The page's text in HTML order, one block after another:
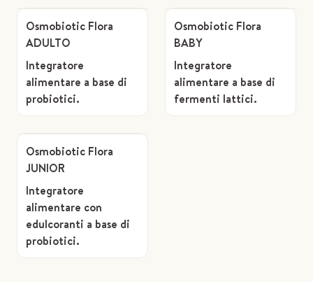
Osmobiotic Flora
ADULTO
Integratore
alimentare a base di
probiotici.
Osmobiotic Flora
BABY
Integratore
alimentare a base di
fermenti lattici.
Osmobiotic Flora
JUNIOR
Integratore
alimentare con
edulcoranti a base di
probiotici.